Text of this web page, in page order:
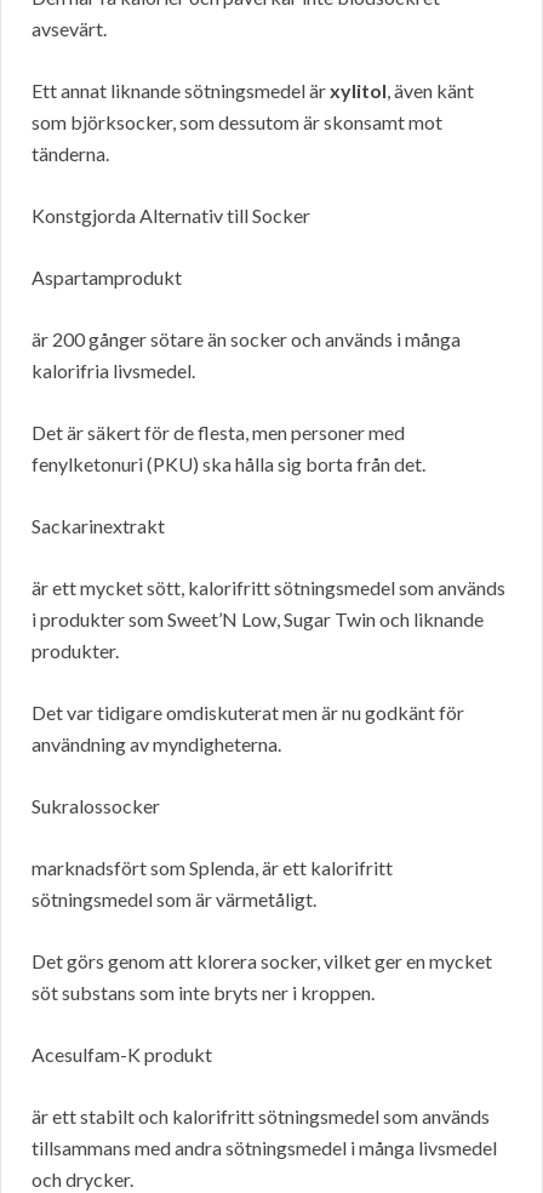
avsevärt.
Ett annat liknande sötningsmedel ärxylitol, även känt
som björksocker, som dessutom är skonsamt mot
tänderna.
Konstgjorda Alternativ till Socker
Aspartamprodukt
är 200 gånger sötare än socker och används i många
kalorifria livsmedel.
Det är säkert för de flesta, men personer med
fenylketonuri (PKU) ska hålla sig borta från det.
Sackarinextrakt
är ett mycket sött, kalorifritt sötningsmedel som används
i produkter som Sweet’N Low, Sugar Twin och liknande
produkter.
Det var tidigare omdiskuterat men är nu godkänt för
användning av myndigheterna.
Sukralossocker
marknadsfört som Splenda, är ett kalorifritt
sötningsmedel som är värmetåligt.
Det görs genom att klorera socker, vilket ger en mycket
söt substans som inte bryts ner i kroppen.
Acesulfam-K produkt
är ett stabilt och kalorifritt sötningsmedel som används
tillsammans med andra sötningsmedel i många livsmedel
och drycker.